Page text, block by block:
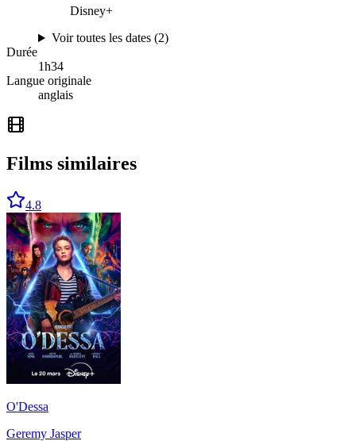
Disney+
Voir toutes les dates (2)
Durée
1h34
Langue originale
anglais
Films similaires
4.8
O'Dessa
Geremy Jasper